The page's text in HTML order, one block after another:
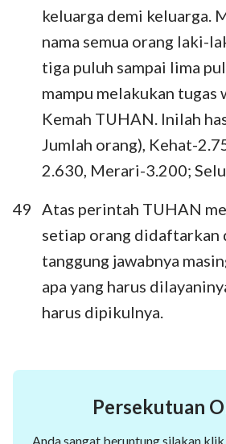
keluarga demi keluarga.
nama semua orang laki-
tiga puluh sampai lima
mampu melakukan tugas
Kemah TUHAN. Inilah
Jumlah orang), Kehat-
2.630, Merari-3.200;
49
Atas perintah TUHAN
setiap orang didaftarkan
tanggung jawabnya
apa yang harus
harus dipikulnya.
Persekutuan
Anda sangat beruntung.silakan